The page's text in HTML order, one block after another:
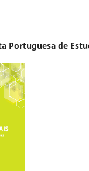
Portuguesa de